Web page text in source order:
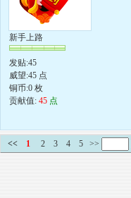
新手上路
发贴:45
威望:45 点
铜币:0 枚
贡献值: 45 点
<< 1 2 3 4 5 >>